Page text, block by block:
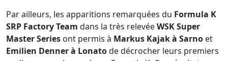
Par ailleurs, les apparitions remarquées du Formula K
SRP Factory Team dans la très relevéeWSK Super
Master Series ont permis à Markus Kajak à Sarno et
Emilien Denner à Lonatode décrocher leurs premiers